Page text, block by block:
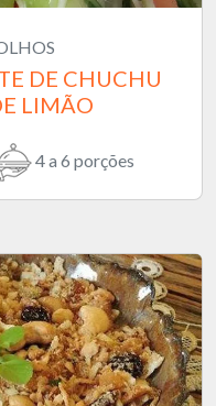
DE CHUCHU
LIMÃO
4 a 6 porções